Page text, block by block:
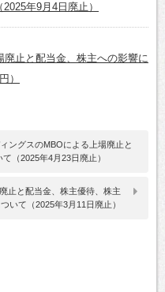
年9月4日廃止）
止と配当金、株主への影響に
）
ングスのMBOによる上場廃止と
（2025年4月23日廃止）
止と配当金、株主優待、株主
いて（2025年3月11日廃止）